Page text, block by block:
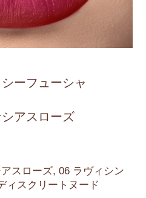
ーフューシャ
アスローズ
スローズ, 06 ラヴィシン
ィスクリートヌード